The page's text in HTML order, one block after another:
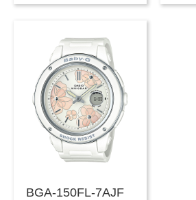
BGA-150FL-7AJF